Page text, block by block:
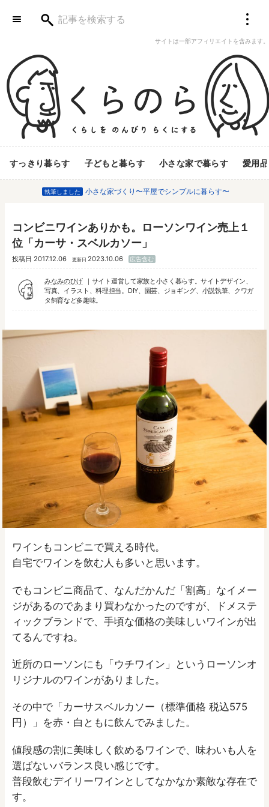
サイトは一部アフィリエイトを含みます。
すっきり暮らす 子どもと暮らす 小さな家で暮らす 愛用品
執筆しました 小さな家づくり〜平屋でシンプルに暮らす〜
コンビニワインありかも。ローソンワイン売上１
位「カーサ・スベルカソー」
投稿日 2017.12.06 更新日 2023.10.06 広告含む
みなみのひげ
サイト運営して家族と小さく暮らす。サイトデザイン、
写真、イラスト、料理担当。DIY、園芸、ジョギング、 小説執筆、クワガ
タ飼育など多趣味。
ワインもコンビニで買える時代。
自宅でワインを飲む人も多いと思います。
でもコンビニ商品て、なんだかんだ「割高」なイメー
ジがあるのであまり買わなかったのですが、ドメステ
ィックブランドで、手頃な価格の美味しいワインが出
てるんですね。
近所のローソンにも「ウチワイン」というローソンオ
リジナルのワインがありました。
その中で「カーサスベルカソー（標準価格 税込575
円）」を赤・白ともに飲んでみました。
値段感の割に美味しく飲めるワインで、味わいも人を
選ばないバランス良い感じです。
普段飲むデイリーワインとしてなかなか素敵な存在で
す。